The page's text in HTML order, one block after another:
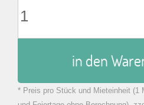
in den
zu Warenkorb
* Preis pro Stück und Mieteinheit (1